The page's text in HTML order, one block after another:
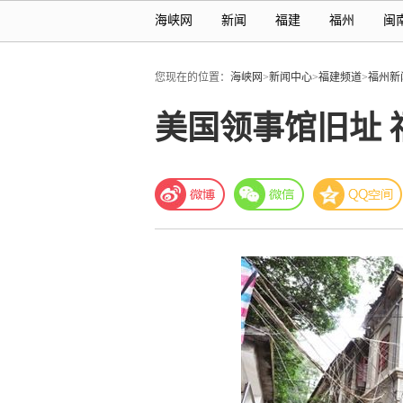
海峡网 新闻 福建 福州 闽
您现在的位置： 海峡网>新闻中心>福建频道>福州新
美国领事馆旧址